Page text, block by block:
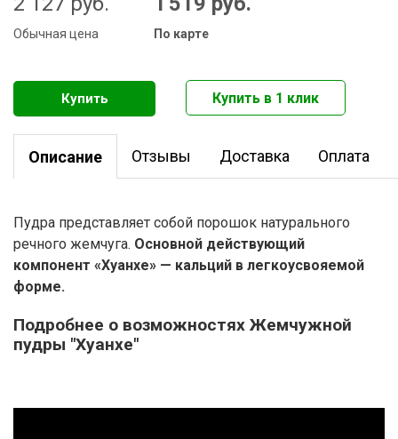
Обычная цена По карте
Описание Отзывы Доставка Оплата
Пудра представляет собой порошок натурального
речного жемчуга. Основной действующий
компонент «Хуанхе» — кальций в легкоусвояемой
форме.
Подробнее о возможностях Жемчужной
пудры "Хуанхе"